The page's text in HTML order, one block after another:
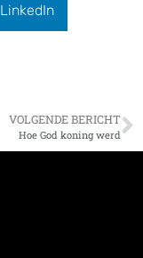
LinkedIn
VOLGENDE BERICHT
Hoe God koning werd